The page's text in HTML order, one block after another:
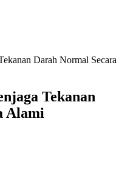
Darah Normal Secara
Tekanan
Alami